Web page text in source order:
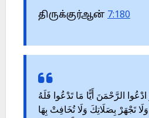
திருக்குர்ஆன் 7:180
الرَّحْمَنَ أَيًّا مَا تَدْعُوا فَلَهُ
تَجْهَرْ بِصَلَاتِكَ وَلَا تُخَافِتْ بِهَا